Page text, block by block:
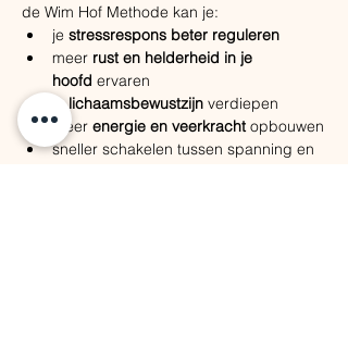
de Wim Hof Methode kan je:
je stressrespons beter reguleren
meer rust en helderheid in je
hoofd ervaren
je lichaamsbewustzijn verdiepen
meer energie en veerkracht opbouwen
sneller schakelen tussen spanning en